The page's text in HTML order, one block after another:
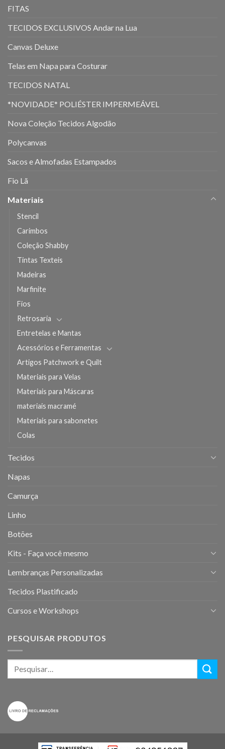
FITAS
TECIDOS EXCLUSIVOS Andar na Lua
Canvas Deluxe
Telas em Napa para Costurar
TECIDOS NATAL
*NOVIDADE* POLIÉSTER IMPERMEÁVEL
Nova Coleção Tecidos Algodão
Polycanvas
Sacos e Almofadas Estampados
Fio Lã
Materiais
Stencil
Carimbos
Coleção Shabby
Tintas Texteis
Madeiras
Marfinite
Fios
Retrosaria
Entretelas e Mantas
Acessórios e Ferramentas
Artigos Patchwork e Quilt
Materiais para Velas
Materiais para Máscaras
materiais macramé
Materiais para sabonetes
Colas
Tecidos
Napas
Camurça
Linho
Botões
Kits - Faça você mesmo
Lembranças Personalizadas
Tecidos Plastificado
Cursos e Workshops
PESQUISAR PRODUTOS